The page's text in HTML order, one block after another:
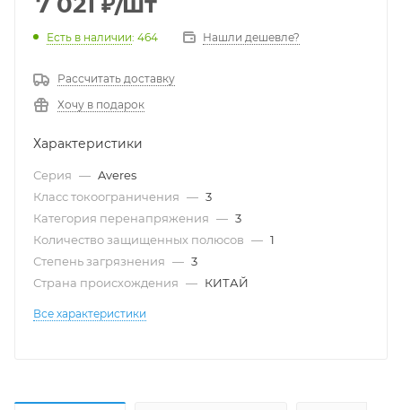
Есть в наличии: 464 Нашли дешевле?
Рассчитать доставку
Хочу в подарок
Характеристики
Серия — Averes
Класс токоограничения — 3
Категория перенапряжения — 3
Количество защищенных полюсов — 1
Степень загрязнения — 3
Страна происхождения — КИТАЙ
Все характеристики